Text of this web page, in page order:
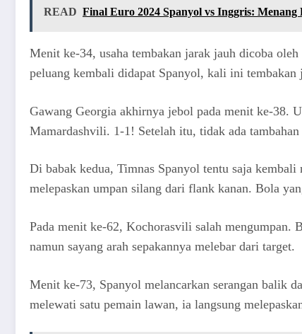
READ Final Euro 2024 Spanyol vs Inggris:
Menit ke-34, usaha tembakan jarak jauh dicoba
peluang kembali didapat Spanyol, kali ini
Gawang Georgia akhirnya jebol pada menit ke-38.
Mamardashvili. 1-1! Setelah itu, tidak ada
Di babak kedua, Timnas Spanyol tentu saja
melepaskan umpan silang dari flank kanan. Bola
Pada menit ke-62, Kochorasvili salah mengumpan.
namun sayang arah sepakannya melebar dari target.
Menit ke-73, Spanyol melancarkan serangan balik
melewati satu pemain lawan, ia langsung